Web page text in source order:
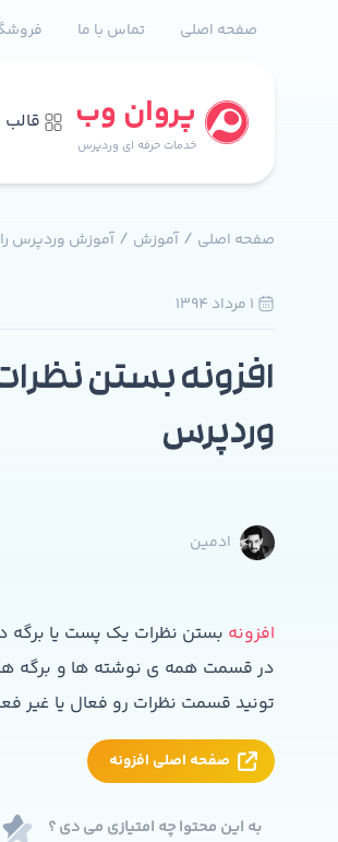
صفحه اصلی تماس با ما
پروان وب
خدمات حرفه ای وردپرس
صفحه اصلی / آموزش / آموزش وردپرس
افزونه بستن
وردپرس
ادمین
افزونه بستن نظرات یک پست یا برگه
در قسمت همه ی نوشته ها و برگه ها
تونید قسمت نظرات رو فعال یا غیر
صفحه اصلی افزونه
به این محتوا چه امتیازی می دی ؟